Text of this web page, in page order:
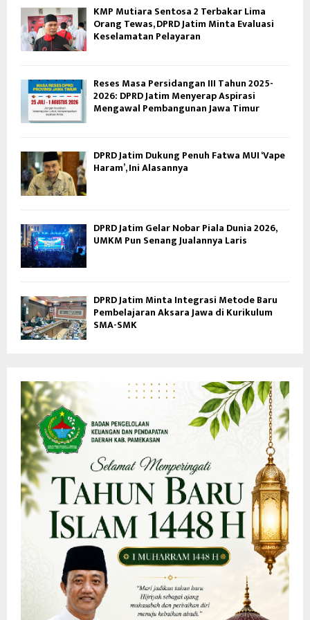
KMP Mutiara Sentosa 2 Terbakar Lima
Orang Tewas, DPRD Jatim Minta Evaluasi
Keselamatan Pelayaran
Reses Masa Persidangan III Tahun 2025-
2026: DPRD Jatim Menyerap Aspirasi
Mengawal Pembangunan Jawa Timur
DPRD Jatim Dukung Penuh Fatwa MUI ‘Vape
Haram’, Ini Alasannya
DPRD Jatim Gelar Nobar Piala Dunia 2026,
UMKM Pun Senang Jualannya Laris
DPRD Jatim Minta Integrasi Metode Baru
Pembelajaran Aksara Jawa di Kurikulum
SMA-SMK